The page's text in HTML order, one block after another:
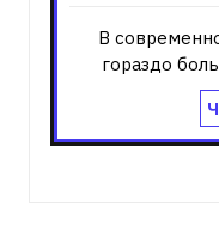
В
гораздо